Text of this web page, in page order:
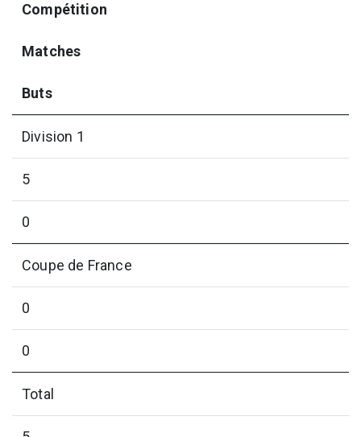
Compétition
Matches
Buts
Division 1
5
0
Coupe de France
0
0
Total